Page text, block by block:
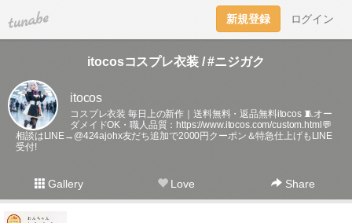
tuna.be 新規登録 ログイン
itocosコスプレ衣装 / #ニジガク
itocos
コスプレ衣装 毎日上の新作｜送料無料・返品無料itocos 🧵オー
ダメイドOK・職人品質： https://www.itocos.com/custom.html💬
相談はLINE→@424ajohx友だち追加で2000円クーポン＆特急仕上げもLINE
受付!
Gallery Love Share